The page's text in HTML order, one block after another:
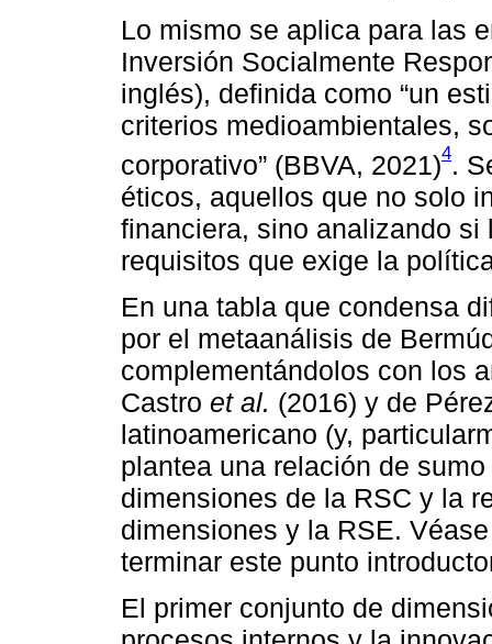
Lo mismo se aplica para las
Inversión Socialmente
inglés), definida como “un
criterios medioambientales,
corporativo” (BBVA, 2021)4.
éticos, aquellos que no solo
financiera, sino analizando
requisitos que exige la
En una tabla que condensa
por el metaanálisis de
complementándolos con los
Castro et al. (2016) y de
latinoamericano (y,
plantea una relación de
dimensiones de la RSC y la
dimensiones y la RSE.
terminar este punto
El primer conjunto de